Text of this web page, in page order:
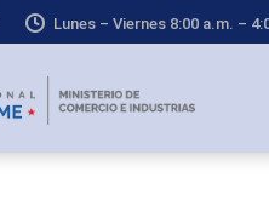
Lunes – Viernes 8:00 a.m. –